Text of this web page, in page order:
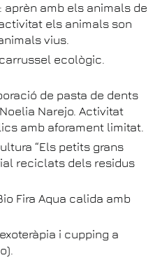
aprèn amb els animals de
els animals son
vius.
carrussel ecològic.
de pasta de dents
Narejo. Activitat
amb aforament limitat.
“Els petits grans
reciclats dels residus
Fira Aqua calida amb
i cupping a